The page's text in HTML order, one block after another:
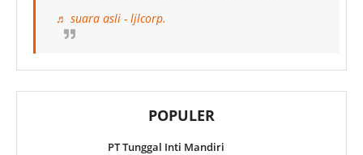
♬ suara asli - ljlcorp.
POPULER
PT Tunggal Inti Mandiri